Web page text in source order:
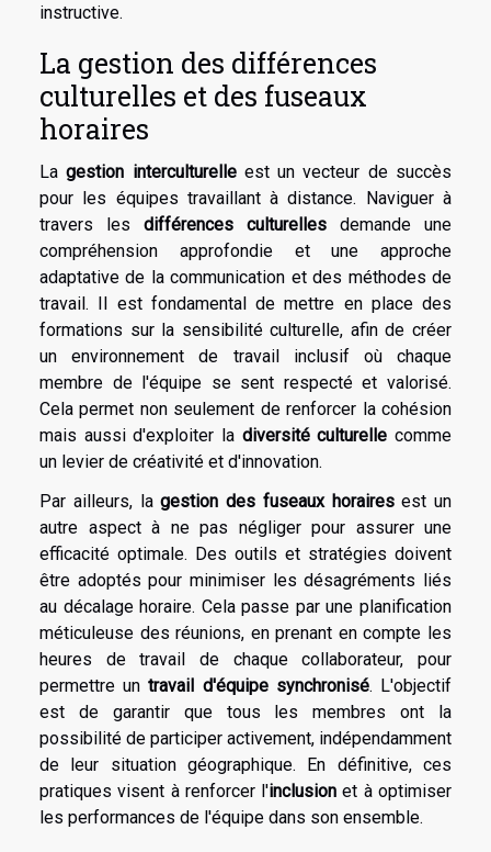
instructive.
La gestion des différences
culturelles et des fuseaux
horaires
Lagestion interculturelleest un vecteur de succès
pour les équipes travaillant à distance. Naviguer à
travers les différences culturelles demande une
compréhension approfondie et une approche
adaptative de la communication et des méthodes de
travail. Il est fondamental de mettre en place des
formations sur la sensibilité culturelle, afin de créer
un environnement de travail inclusif où chaque
membre de l'équipe se sent respecté et valorisé.
Cela permet non seulement de renforcer la cohésion
mais aussi d'exploiter la diversité culturelle comme
un levier de créativité et d'innovation.
Par ailleurs, lagestion des fuseaux horairesest un
autre aspect à ne pas négliger pour assurer une
efficacité optimale. Des outils et stratégies doivent
être adoptés pour minimiser les désagréments liés
au décalage horaire. Cela passe par une planification
méticuleuse des réunions, en prenant en compte les
heures de travail de chaque collaborateur, pour
permettre untravail d'équipe synchronisé. L'objectif
est de garantir que tous les membres ont la
possibilité de participer activement, indépendamment
de leur situation géographique. En définitive, ces
pratiques visent à renforcer l'inclusion et à optimiser
les performances de l'équipe dans son ensemble.